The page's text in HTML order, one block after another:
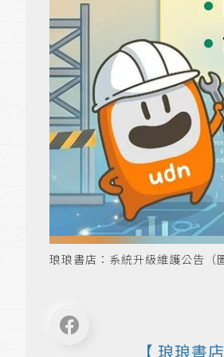
琅琅書店：系統升級維護公告（
【 琅琅書店